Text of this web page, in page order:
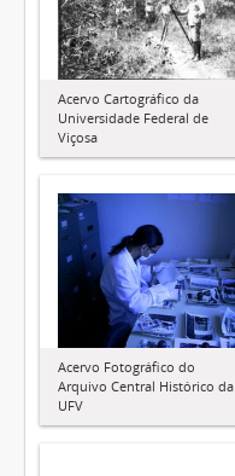
Acervo Cartográfico da
Universidade Federal de
Viçosa
Acervo Fotográfico do
Arquivo Central Histórico da
UFV